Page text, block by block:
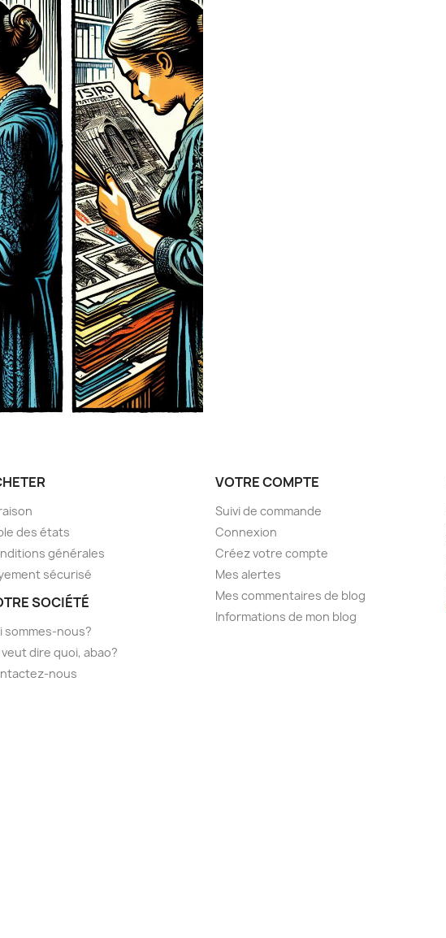
des états
générales
sécurisé
SOCIÉTÉ
sommes-nous?
veut dire quoi, abao?
nous
VOTRE COMPTE
Suivi de commande
Connexion
Créez votre compte
Mes alertes
Mes commentaires de blog
Informations de mon blog